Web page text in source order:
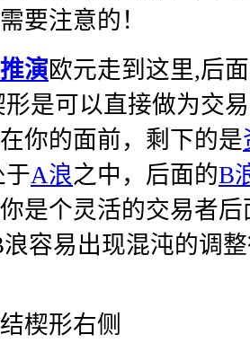
要注意的！
演欧元走到这里,后
是可以直接做为交
你的面前，剩下的是
于A浪之中，后面的B
是个灵活的交易者
容易出现混沌的调
楔形右侧